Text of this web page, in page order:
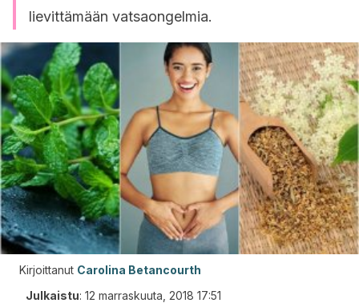
lievittämään vatsaongelmia.
Kirjoittanut Carolina Betancourth
Julkaistu: 12 marraskuuta, 2018 17:51